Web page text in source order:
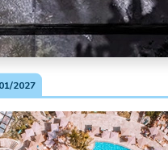
2027